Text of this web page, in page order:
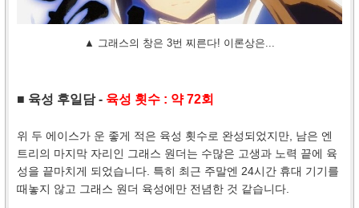
▲ 그래스의 창은 3번 찌른다! 이론상은...
■ 육성 후일담 - 육성 횟수 : 약 72회
위 두 에이스가 운 좋게 적은 육성 횟수로 완성되었지만, 남은 엔
트리의 마지막 자리인 그래스 원더는 수많은 고생과 노력 끝에 육
성을 끝마치게 되었습니다. 특히 최근 주말엔 24시간 휴대 기기를
때놓지 않고 그래스 원더 육성에만 전념한 것 같습니다.